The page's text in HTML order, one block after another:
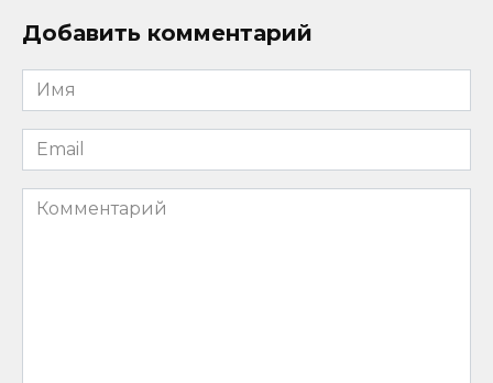
Добавить комментарий
Имя
*
Email
*
Комментарий